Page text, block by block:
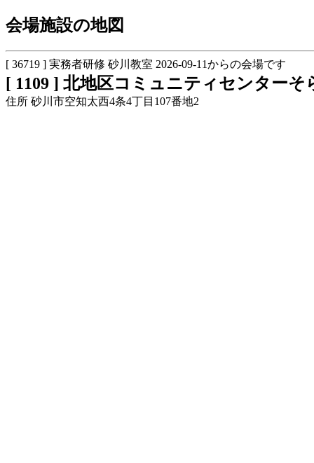
会場施設の地図
[ 36719 ] 実務者研修 砂川教室 2026-09-11からの会場です
[ 1109 ] 北地区コミュニティセンターそ
住所 砂川市空知太西4条4丁目107番地2